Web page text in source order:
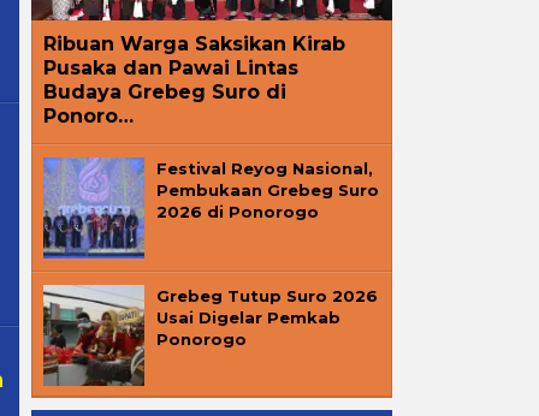
Ribuan Warga Saksikan Kirab
Pusaka dan Pawai Lintas
Budaya Grebeg Suro di
Ponoro…
Festival Reyog Nasional,
Pembukaan Grebeg Suro
2026 di Ponorogo
Grebeg Tutup Suro 2026
Usai Digelar Pemkab
Ponorogo